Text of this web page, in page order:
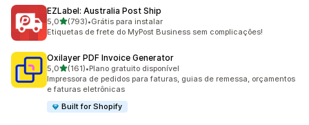
EZLabel: Australia Post Ship
5,0de 5 estrelas
(793)
793 avaliações ao todo
•Grátis para instalar
Etiquetas de frete do MyPost Business sem complicações!
Oxilayer PDF Invoice Generator
5,0de 5 estrelas
(161)
161 avaliações ao todo
•Plano gratuito disponível
Impressora de pedidos para faturas, guias de remessa, orçamentos
e faturas eletrônicas
Built for Shopify